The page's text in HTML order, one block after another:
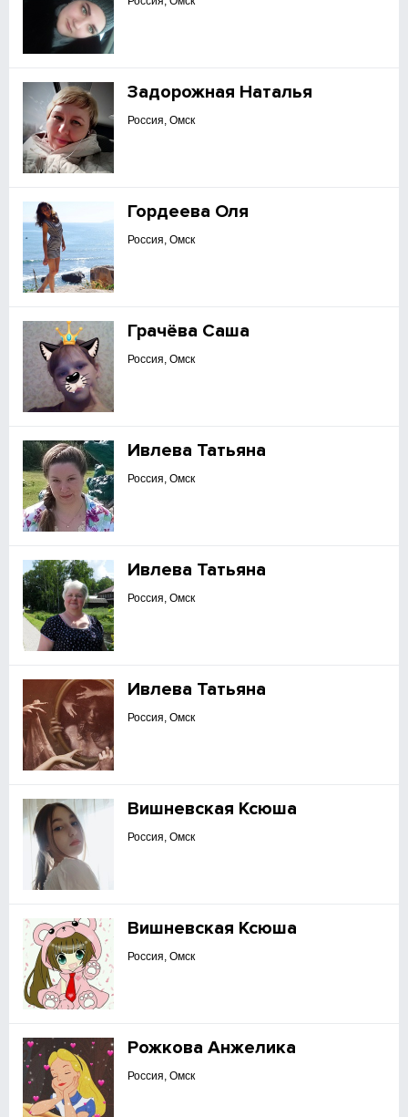
Задорожная Наталья
Россия, Омск
Гордеева Оля
Россия, Омск
Грачёва Саша
Россия, Омск
Ивлева Татьяна
Россия, Омск
Ивлева Татьяна
Россия, Омск
Ивлева Татьяна
Россия, Омск
Вишневская Ксюша
Россия, Омск
Вишневская Ксюша
Россия, Омск
Рожкова Анжелика
Россия, Омск